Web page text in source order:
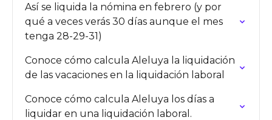
Así se liquida la nómina en febrero (y por
qué a veces verás 30 días aunque el mes
tenga 28-29-31)
Conoce cómo calcula Aleluya la liquidación
de las vacaciones en la liquidación laboral
Conoce cómo calcula Aleluya los días a
liquidar en una liquidación laboral.